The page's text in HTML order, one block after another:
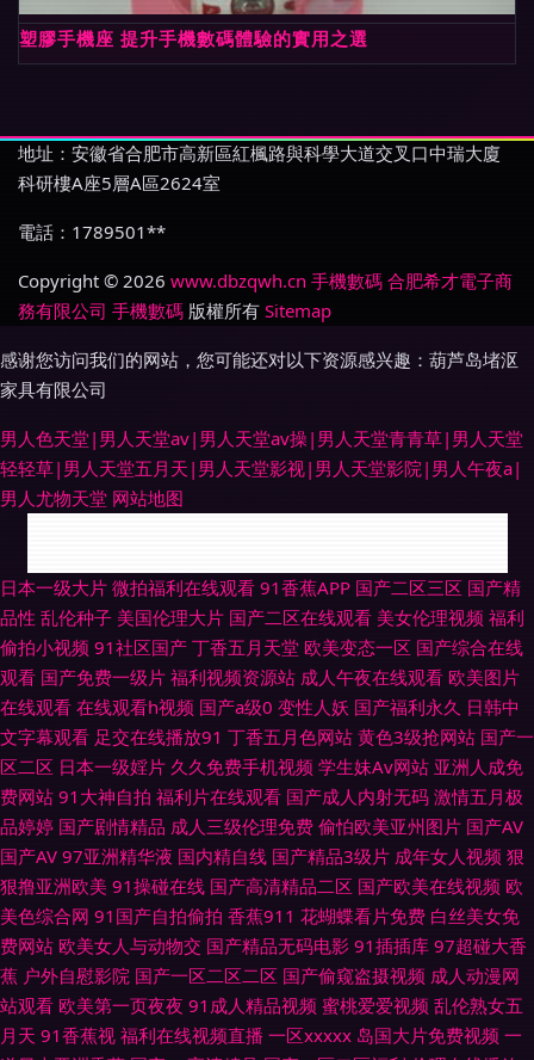
塑膠手機座 提升手機數碼體驗的實用之選
地址：安徽省合肥市高新區紅楓路與科學大道交叉口中瑞大廈
科研樓A座5層A區2624室
電話：1789501**
Copyright © 2026 www.dbzqwh.cn 手機數碼 合肥希才電子商
務有限公司 手機數碼 版權所有 Sitemap
感谢您访问我们的网站，您可能还对以下资源感兴趣：葫芦岛堵沤
家具有限公司
男人色天堂|男人天堂av|男人天堂av操|男人天堂青青草|男人天堂
轻轻草|男人天堂五月天|男人天堂影视|男人天堂影院|男人午夜a|
男人尤物天堂 网站地图
91大家都在搜 亚洲黄色成人 日韩精品视频一区 岛国大片无码 福利视频欧美
操逼电影网 大香蕉伊人婷婷 免费看91视频 丁香香蕉网 www夜夜撸av 国产
韩日第一页 欧美恋足福利 人妻三级网址 久久福利精品 久久青青无码 伊人97
一 麻豆MV免费观看 超碰在线中文字幕 激情色播导航 久草成人福利导航 浮
力草草黄色 操碰视频91 AV天堂导航 亚洲日逼 色悠久久 99超碰资源总站 日
韩熟妇视频 网站96熟女 狼友专区 超碰99热香蕉 亚洲成人一二三 国产ts系列
另类 超碰免费在线99 午夜福利三区免费 黄色网入口站黄色 97人人香蕉
2026男人网站 九一社视频 伊人网综合楼 另类网址 欧美一级色色 日本黄碟视
频直播 99热思思人妻 TS人妖专区 69成人网站 瑟瑟视频网站 日韩情色毛片
日本一级大片 微拍福利在线观看 91香蕉APP 国产二区三区 国产精
品性 乱伦种子 美国伦理大片 国产二区在线观看 美女伦理视频 福利
偷拍小视频 91社区国产 丁香五月天堂 欧美变态一区 国产综合在线
观看 国产免费一级片 福利视频资源站 成人午夜在线观看 欧美图片
在线观看 在线观看h视频 国产a级0 变性人妖 国产福利永久 日韩中
文字幕观看 足交在线播放91 丁香五月色网站 黄色3级抢网站 国产一
区二区 日本一级婬片 久久免费手机视频 学生妹Av网站 亚洲人成免
费网站 91大神自拍 福利片在线观看 国产成人内射无码 激情五月极
品婷婷 国产剧情精品 成人三级伦理免费 偷怕欧美亚州图片 国产AV
国产AV 97亚洲精华液 国内精自线 国产精品3级片 成年女人视频 狠
狠撸亚洲欧美 91操碰在线 国产高清精品二区 国产欧美在线视频 欧
美色综合网 91国产自拍偷拍 香蕉911 花蝴蝶看片免费 白丝美女免
费网站 欧美女人与动物交 国产精品无码电影 91插插库 97超碰大香
蕉 户外自慰影院 国产一区二区二区 国产偷窥盗摄视频 成人动漫网
站观看 欧美第一页夜夜 91成人精品视频 蜜桃爱爱视频 乱伦熟女五
月天 91香蕉视 福利在线视频直播 一区xxxxx 岛国大片免费视频 一